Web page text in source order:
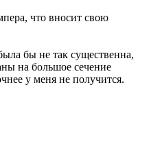
что вносит свою
бы не так существенна,
на большое сечение
у меня не получится.